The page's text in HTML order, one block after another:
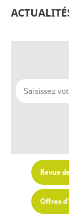
Revue
Offres